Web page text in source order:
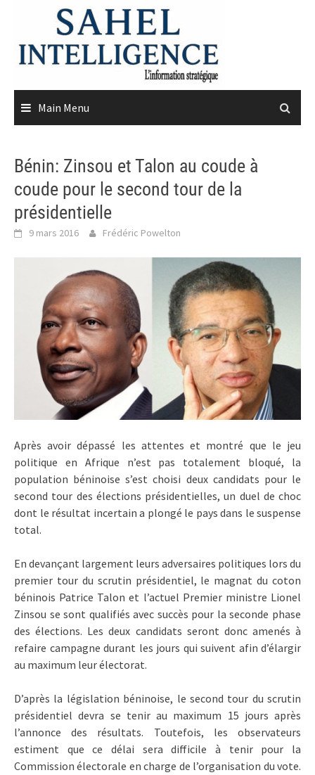
content
Main Menu
Bénin: Zinsou et Talon au coude à
coude pour le second tour de la
présidentielle
9 mars 2016 Frédéric Powelton
Après avoir dépassé les attentes et montré que le jeu
politique en Afrique n’est pas totalement bloqué, la
population béninoise s’est choisi deux candidats pour le
second tour des élections présidentielles, un duel de choc
dont le résultat incertain a plongé le pays dans le suspense
total.
En devançant largement leurs adversaires politiques lors du
premier tour du scrutin présidentiel, le magnat du coton
béninois Patrice Talon et l’actuel Premier ministre Lionel
Zinsou se sont qualifiés avec succès pour la seconde phase
des élections. Les deux candidats seront donc amenés à
refaire campagne durant les jours qui suivent afin d’élargir
au maximum leur électorat.
D’après la législation béninoise, le second tour du scrutin
présidentiel devra se tenir au maximum 15 jours après
l’annonce des résultats. Toutefois, les observateurs
estiment que ce délai sera difficile à tenir pour la
Commission électorale en charge de l’organisation du vote.